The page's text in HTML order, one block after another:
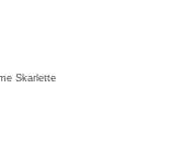
Skarlette